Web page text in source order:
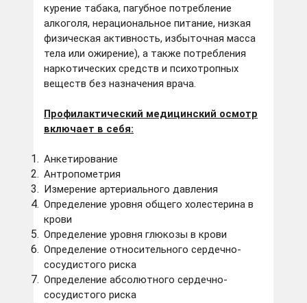
курение табака, пагубное потребление
алкоголя, нерациональное питание, низкая
физическая активность, избыточная масса
тела или ожирение), а также потребления
наркотических средств и психотропных
веществ без назначения врача.
Профилактический медицинский осмотр
включает в себя:
Анкетирование
Антропометрия
Измерение артериального давления
Определение уровня общего холестерина в
крови
Определение уровня глюкозы в крови
Определение относительного сердечно-
сосудистого риска
Определение абсолютного сердечно-
сосудистого риска